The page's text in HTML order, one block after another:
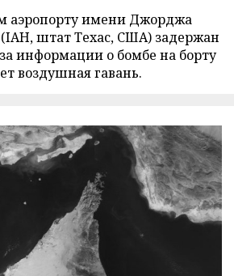
аэропорту имени Джорджа
штат Техас, США) задержан
информации о бомбе на борту
воздушная гавань.